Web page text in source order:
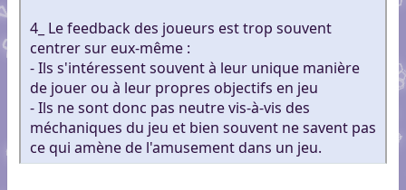
4_ Le feedback des joueurs est trop souvent
centrer sur eux-même :
- Ils s'intéressent souvent à leur unique manière
de jouer ou à leur propres objectifs en jeu
- Ils ne sont donc pas neutre vis-à-vis des
méchaniques du jeu et bien souvent ne savent pas
ce qui amène de l'amusement dans un jeu.